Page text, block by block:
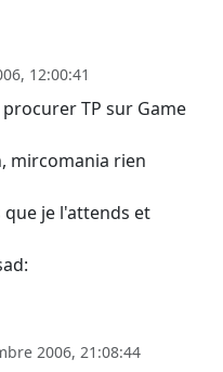
12:00:41
TP sur Game
mircomania rien
que je l'attends et
2006, 21:08:44